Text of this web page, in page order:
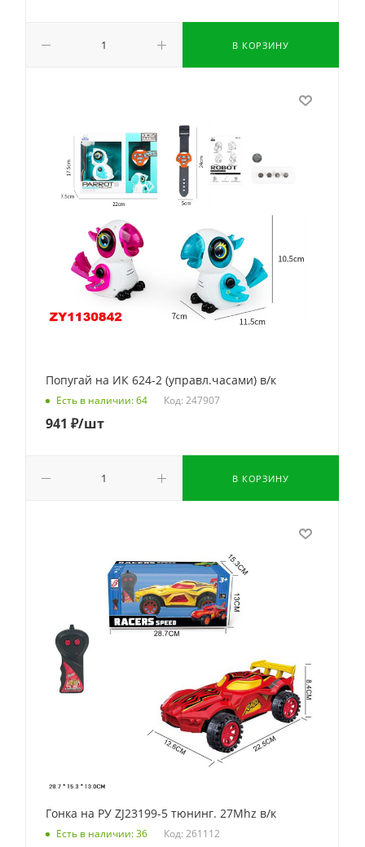
В КОРЗИНУ
Попугай на ИК 624-2 (управл.часами) в/к
Есть в наличии: 64 Код: 247907
941 ₽/шт
В КОРЗИНУ
Гонка на РУ ZJ23199-5 тюнинг. 27Mhz в/к
Есть в наличии: 36 Код: 261112